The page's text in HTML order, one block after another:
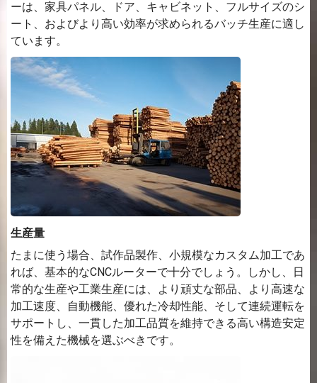
ーは、家具パネル、ドア、キャビネット、フルサイズのシ
ート、およびより高い効率が求められるバッチ生産に適し
ています。
生産量
たまに使う場合、試作品製作、小規模なカスタム加工であ
れば、基本的なCNCルーターで十分でしょう。しかし、日
常的な生産や工業生産には、より頑丈な部品、より高速な
加工速度、自動機能、優れた冷却性能、そして連続運転を
サポートし、一貫した加工品質を維持できる高い構造安定
性を備えた機械を選ぶべきです。